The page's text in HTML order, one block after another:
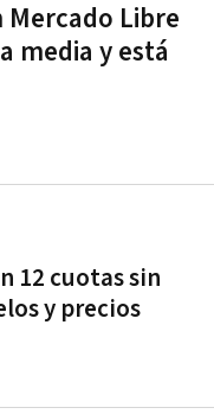
Mercado Libre
media y está
12 cuotas sin
y precios